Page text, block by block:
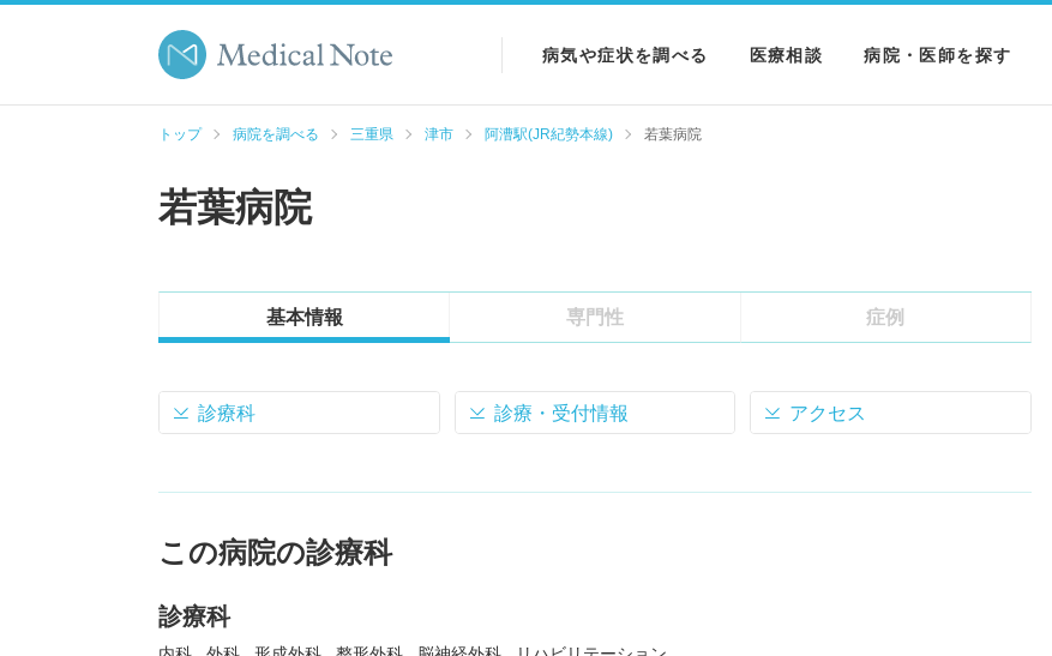
病気や症状を調べる 医療相談 病院・医師を探す
トップ 病院を調べる 三重県 津市 阿漕駅(JR紀勢本線) 若葉病院
若葉病院
基本情報 専門性 症例
診療科 診療・受付情報 アクセス
この病院の診療科
診療科